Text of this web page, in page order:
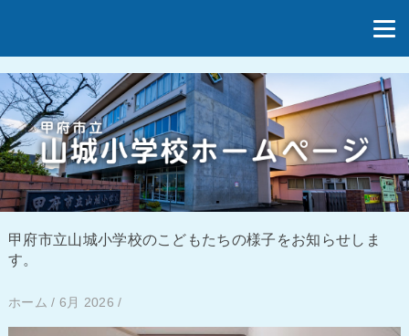
甲府市立山城小学校のこどもたちの様子をお知らせしま
す。
ホーム / 6月 2026 /